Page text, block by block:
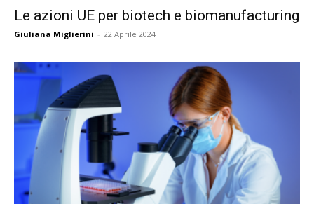
Le azioni UE per biotech e biomanufacturing
Giuliana Miglierini - 22 Aprile 2024